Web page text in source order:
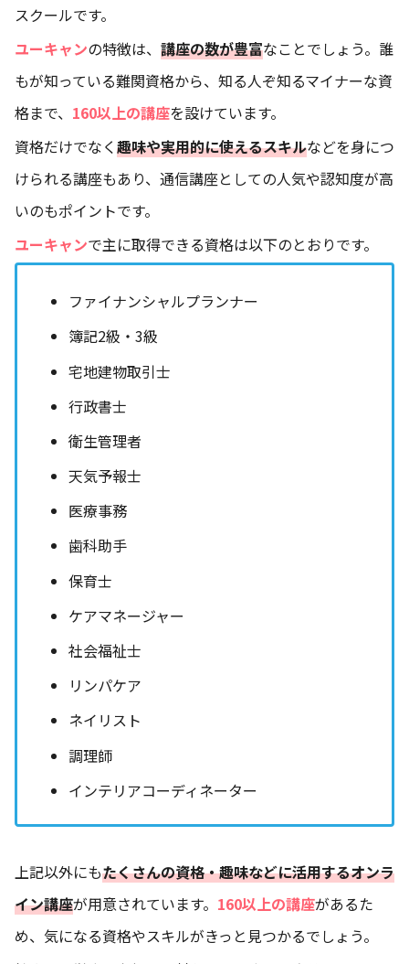
スクールです。
ユーキャンの特徴は、 講座の数が豊富なことでしょう。誰
もが知っている難関資格から、知る人ぞ知るマイナーな資
格まで、 160以上の講座を設けています。
資格だけでなく 趣味や実用的に使えるスキルなどを身につ
けられる講座もあり、通信講座としての人気や認知度が高
いのもポイントです。
ユーキャンで主に取得できる資格は以下のとおりです。
ファイナンシャルプランナー
簿記2級・3級
宅地建物取引士
行政書士
衛生管理者
天気予報士
医療事務
歯科助手
保育士
ケアマネージャー
社会福祉士
リンパケア
ネイリスト
調理師
インテリアコーディネーター
上記以外にもたくさんの資格・趣味などに活用するオンラ
イン講座が用意されています。 160以上の講座があるた
め、気になる資格やスキルがきっと見つかるでしょう。